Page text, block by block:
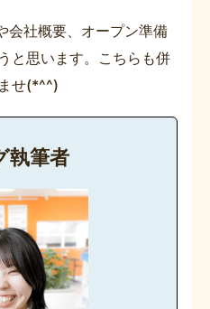
会社概要、オープン準備
と思います。こちらも併
せ(*^^)
執筆者